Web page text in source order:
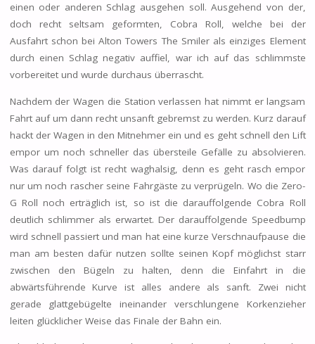
einen oder anderen Schlag ausgehen soll. Ausgehend von der,
doch recht seltsam geformten, Cobra Roll, welche bei der
Ausfahrt schon bei Alton Towers The Smiler als einziges Element
durch einen Schlag negativ auffiel, war ich auf das schlimmste
vorbereitet und wurde durchaus überrascht.
Nachdem der Wagen die Station verlassen hat nimmt er langsam
Fahrt auf um dann recht unsanft gebremst zu werden. Kurz darauf
hackt der Wagen in den Mitnehmer ein und es geht schnell den Lift
empor um noch schneller das übersteile Gefälle zu absolvieren.
Was darauf folgt ist recht waghalsig, denn es geht rasch empor
nur um noch rascher seine Fahrgäste zu verprügeln. Wo die Zero-
G Roll noch erträglich ist, so ist die darauffolgende Cobra Roll
deutlich schlimmer als erwartet. Der darauffolgende Speedbump
wird schnell passiert und man hat eine kurze Verschnaufpause die
man am besten dafür nutzen sollte seinen Kopf möglichst starr
zwischen den Bügeln zu halten, denn die Einfahrt in die
abwärtsführende Kurve ist alles andere als sanft. Zwei nicht
gerade glattgebügelte ineinander verschlungene Korkenzieher
leiten glücklicher Weise das Finale der Bahn ein.